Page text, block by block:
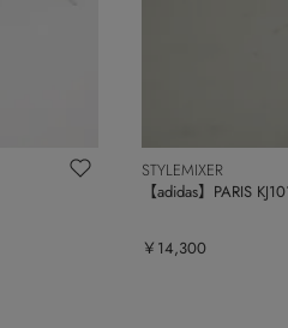
STYLEMIXER
【adidas】PARIS
￥14,300